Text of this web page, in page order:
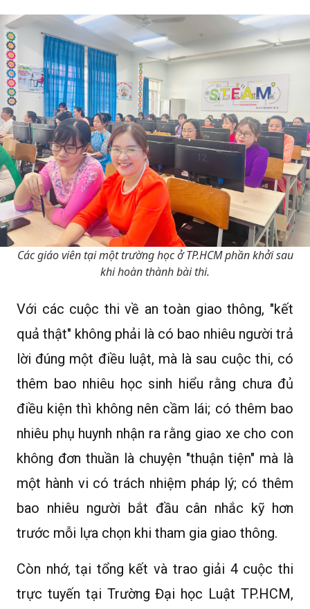
Các giáo viên tại một trường học ở TP.HCM phần khởi sau
khi hoàn thành bài thi.
Với các cuộc thi về an toàn giao thông, "kết
quả thật" không phải là có bao nhiêu người trả
lời đúng một điều luật, mà là sau cuộc thi, có
thêm bao nhiêu học sinh hiểu rằng chưa đủ
điều kiện thì không nên cầm lái; có thêm bao
nhiêu phụ huynh nhận ra rằng giao xe cho con
không đơn thuần là chuyện "thuận tiện" mà là
một hành vi có trách nhiệm pháp lý; có thêm
bao nhiêu người bắt đầu cân nhắc kỹ hơn
trước mỗi lựa chọn khi tham gia giao thông.
Còn nhớ, tại tổng kết và trao giải 4 cuộc thi
trực tuyến tại Trường Đại học Luật TP.HCM,